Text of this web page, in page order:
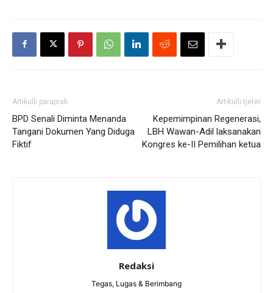
Artikulli paraprak
BPD Senali Diminta Menanda
Tangani Dokumen Yang Diduga
Fiktif
Artikulli tjetër
Kepemimpinan Regenerasi,
LBH Wawan-Adil laksanakan
Kongres ke-II Pemilihan ketua
Redaksi
Tegas, Lugas & Berimbang